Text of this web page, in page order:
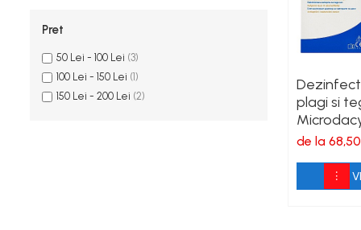
Dezinfectanti microaeroflora
Purificatoare de aer
Produse terapie compresiva
Pret
50 Lei - 100 Lei (3)
100 Lei - 150 Lei (1)
150 Lei - 200 Lei (2)
plagi si
Care
de la